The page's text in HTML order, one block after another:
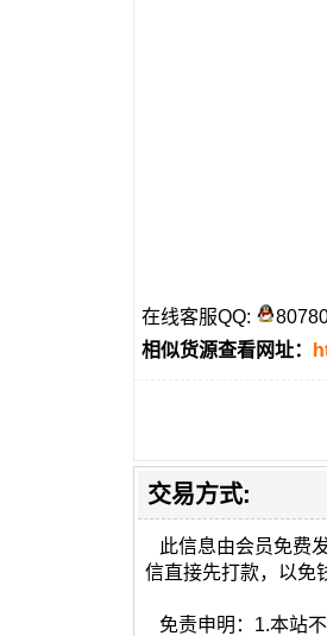
在线客服QQ:
相似货源查看网址：
交易方式:
此信息由会员免费
信直接先打款，以免
免责申明：1.本站